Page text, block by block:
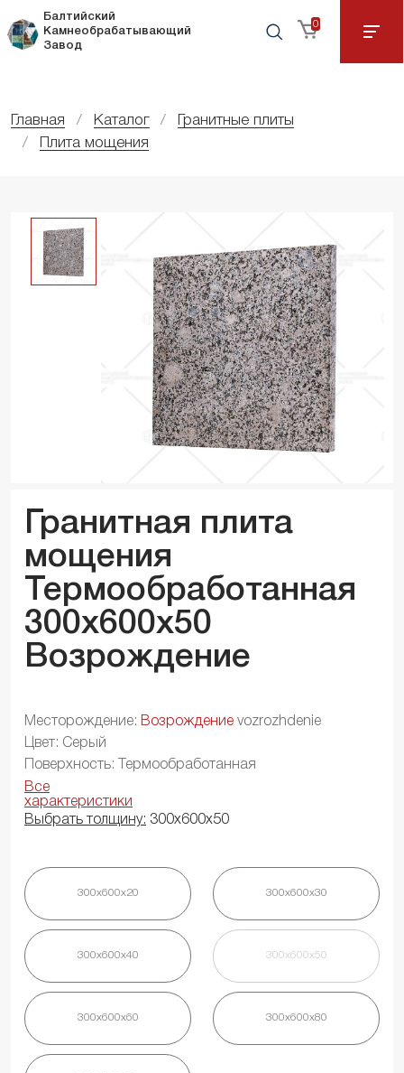
Балтийский
Камнеобрабатывающий
Завод
0
Главная Каталог
Гранитные плиты
Плита мощения
Гранитная плита
мощения
Термообработанная
300x600x50
Возрождение
Месторождение: Возрождение vozrozhdenie
Цвет: Серый
Поверхность: Термообработанная
Все
характеристики
Выбрать толщину: 300х600х50
300х600х20 300х600х30
300х600х40 300х600х50
300х600х60 300х600х80